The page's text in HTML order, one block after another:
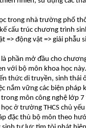
trong nhà trường phổ
cấu trúc chương trình
=> động vật => giải phẫu
phần mở đầu cho
với bộ môn khoa học
thức di truyền, sinh thái
nắm vững các biện pháp
môn công nghệ lớp 7
ở trường THCS chủ
đặc thù bộ môn theo